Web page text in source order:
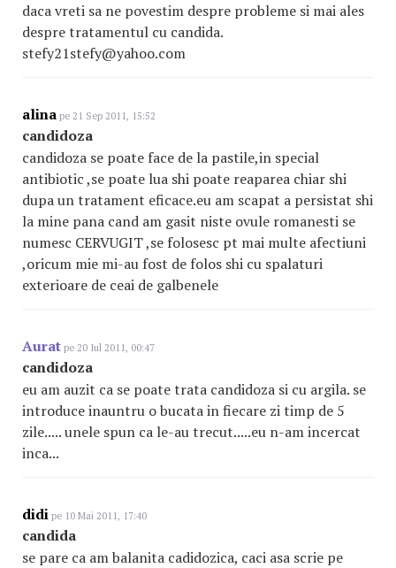
daca vreti sa ne povestim despre probleme si mai ales
despre tratamentul cu candida.
stefy21stefy@yahoo.com
alina pe 21 Sep 2011, 15:52
candidoza
candidoza se poate face de la pastile,in special
antibiotic ,se poate lua shi poate reaparea chiar shi
dupa un tratament eficace.eu am scapat a persistat shi
la mine pana cand am gasit niste ovule romanesti se
numesc CERVUGIT ,se folosesc pt mai multe afectiuni
,oricum mie mi-au fost de folos shi cu spalaturi
exterioare de ceai de galbenele
Aurat pe 20 Iul 2011, 00:47
candidoza
eu am auzit ca se poate trata candidoza si cu argila. se
introduce inauntru o bucata in fiecare zi timp de 5
zile..... unele spun ca le-au trecut.....eu n-am incercat
inca...
didi pe 10 Mai 2011, 17:40
candida
se pare ca am balanita cadidozica, caci asa scrie pe